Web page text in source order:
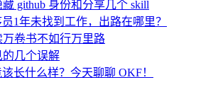
github 身份和分享几个 skill
1年未找到工作，出路在哪里？
万卷书不如行万里路
的几个误解
长什么样？今天聊聊 OKF！